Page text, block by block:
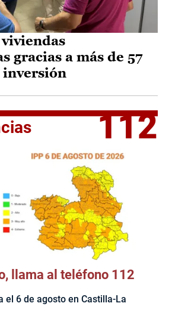
gracias a más de 57
112
llama al teléfono 112
el 6 de agosto en Castilla-La